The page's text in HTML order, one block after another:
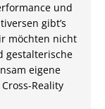
und
gibt’s
möchten nicht
gestalterische
eigene
Reality